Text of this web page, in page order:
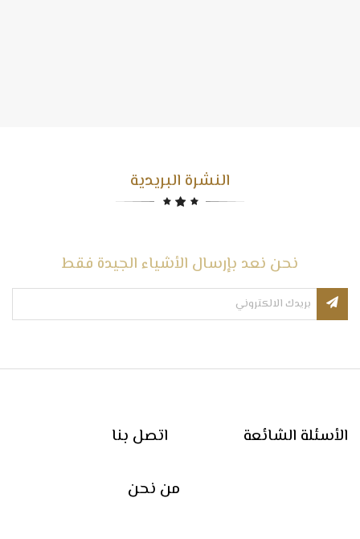
النشرة البريدية
نحن نعد بإرسال الأشياء الجيدة فقط
اتصل بنا الأسئلة الشائعة
من نحن